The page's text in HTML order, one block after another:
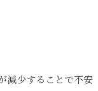
減少することで不安